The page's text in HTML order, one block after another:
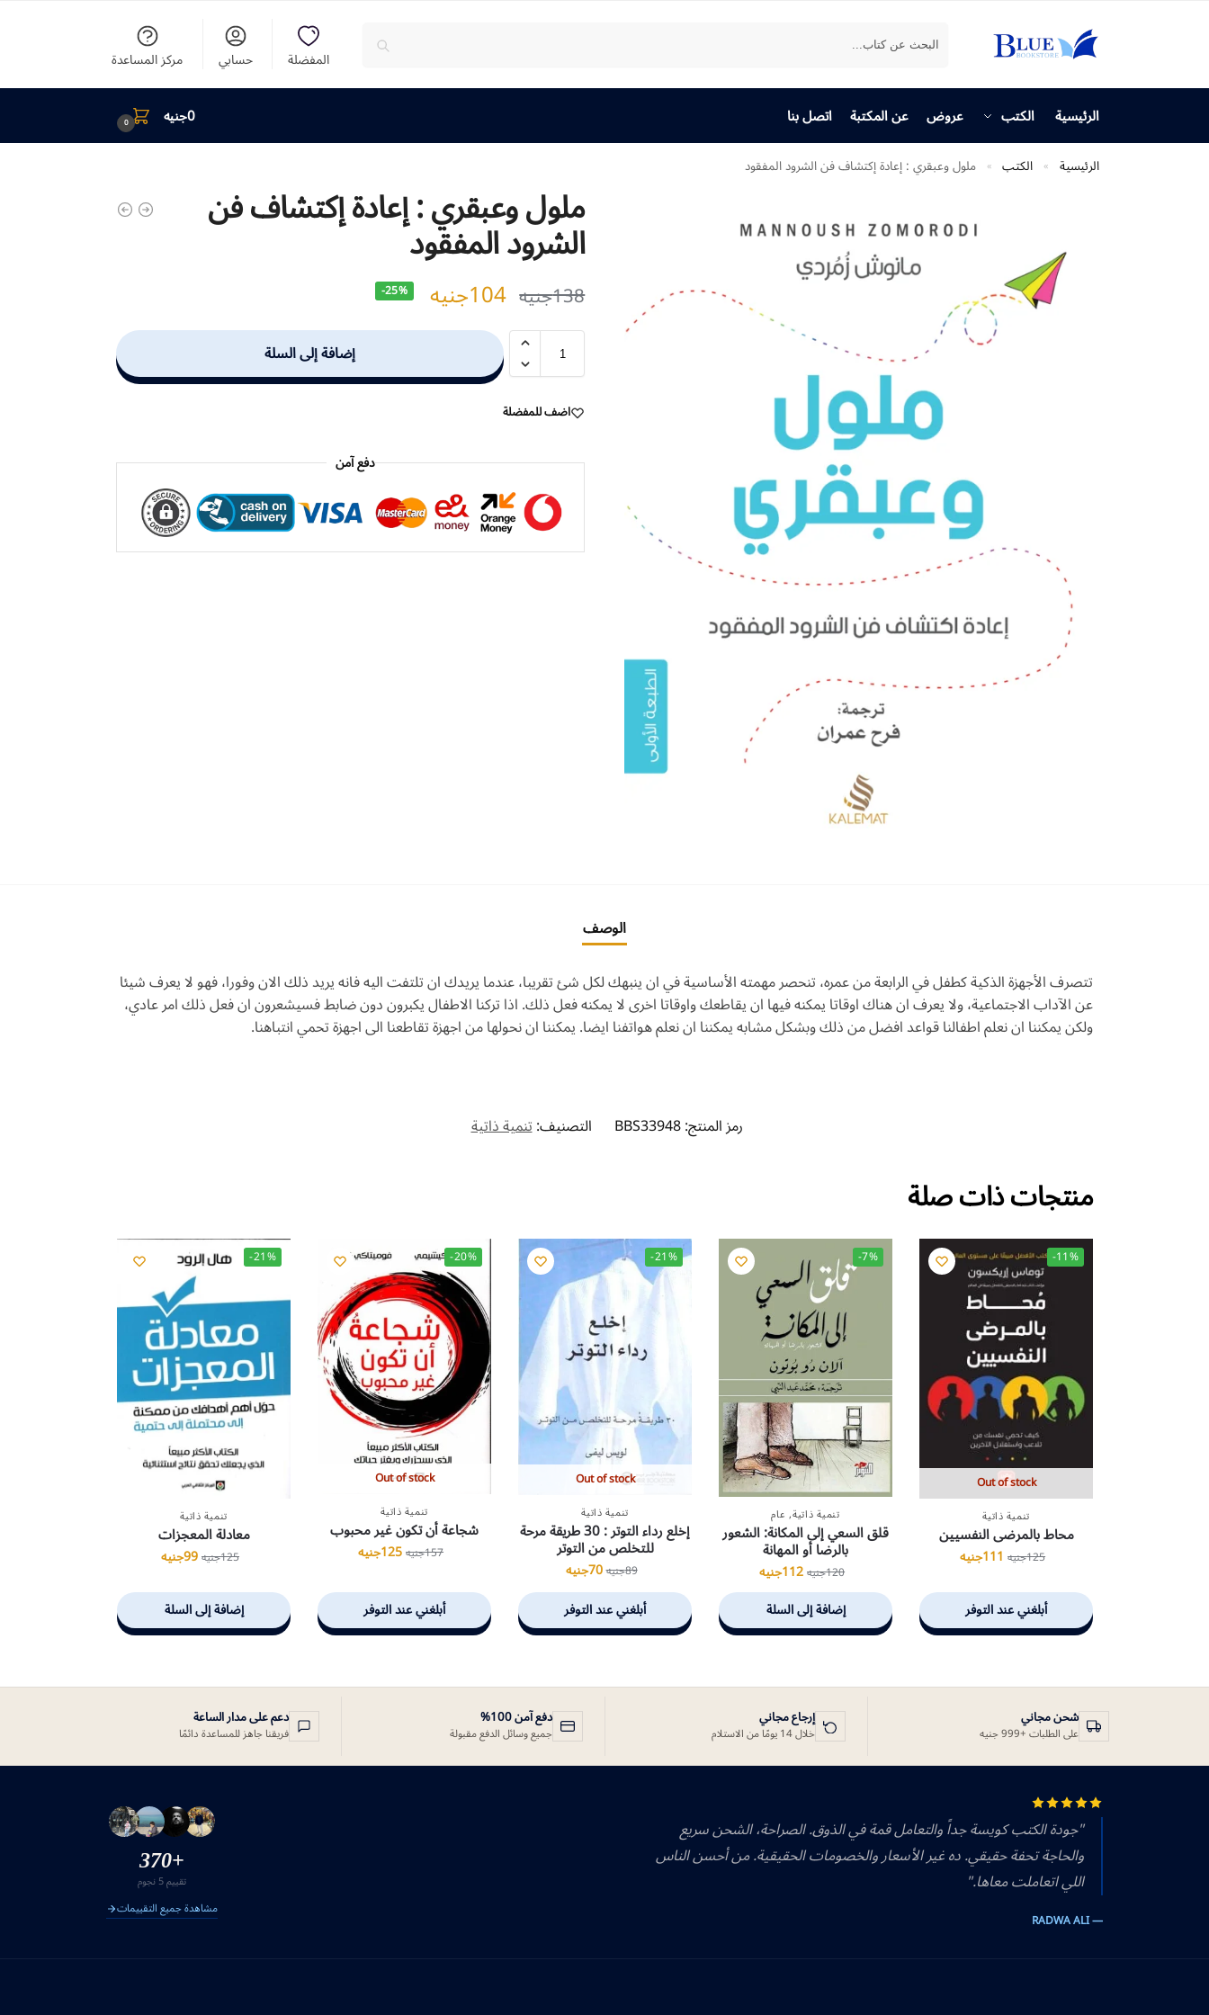
بحث
المفضلة حسابي مركز المساعدة
الرئيسية الكتب عروض عن المكتبة اتصل بنا 0جنيه 0
الرئيسية » الكتب » ملول وعبقري : إعادة إكتشاف فن الشرود المفقود
ملول وعبقري : إعادة إكتشاف فن
الشرود المفقود
138جنيه 104جنيه -25%
إضافة إلى السلة
اضف للمفضلة
دفع آمن
الوصف
تتصرف الأجهزة الذكية كطفل في الرابعة من عمره، تنحصر مهمته الأساسية في ان ينبهك لكل شئ تقريبا، عندما يريدك ان تلتفت اليه فانه يريد ذلك الان وفورا، فهو لا يعرف شيئا
عن الآداب الاجتماعية، ولا يعرف ان هناك اوقاتا يمكنه فيها ان يقاطعك واوقاتا اخرى لا يمكنه فعل ذلك. اذا تركنا الاطفال يكبرون دون ضابط فسيشعرون ان فعل ذلك امر عادي،
ولكن يمكننا ان نعلم اطفالنا قواعد افضل من ذلك وبشكل مشابه يمكننا ان نعلم هواتفنا ايضا. يمكننا ان نحولها من اجهزة تقاطعنا الى اجهزة تحمي انتباهنا.
رمز المنتج:BBS33948 التصنيف:تنمية ذاتية
منتجات ذات صلة
-11%
Out of stock
تنمية ذاتية
محاط بالمرضى النفسيين
125جنيه 111جنيه
أبلغني عند التوفر
-7%
تنمية ذاتية, عام
قلق السعي إلى المكانة: الشعور
بالرضا أو المهانة
120جنيه112جنيه
إضافة إلى السلة
-21%
Out of stock
تنمية ذاتية
إخلع رداء التوتر : 30 طريقة مرحة
للتخلص من التوتر
89جنيه70جنيه
أبلغني عند التوفر
-20%
Out of stock
تنمية ذاتية
شجاعة أن تكون غير محبوب
157جنيه125جنيه
أبلغني عند التوفر
-21%
تنمية ذاتية
معادلة المعجزات
125جنيه99جنيه
إضافة إلى السلة
شحن مجاني
على الطلبات +999 جنيه
إرجاع مجاني
خلال 14 يومًا من الاستلام
دفع آمن 100%
جميع وسائل الدفع مقبولة
دعم على مدار الساعة
فريقنا جاهز للمساعدة دائمًا
"جودة الكتب كويسة جداً والتعامل قمة في الذوق. الصراحة، الشحن سريع
والحاجة تحفة حقيقي. ده غير الأسعار والخصومات الحقيقية. من أحسن الناس
اللي اتعاملت معاها."
— RADWA ALI
+370
تقييم 5 نجوم
مشاهدة جميع التقييمات